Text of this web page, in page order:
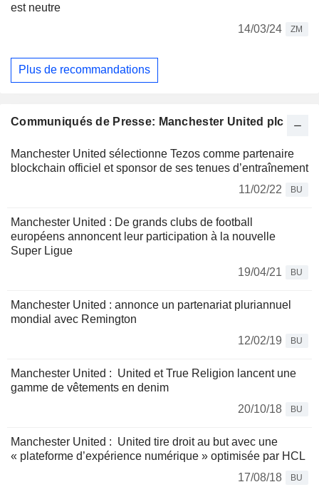
est neutre
14/03/24
ZM
Plus de recommandations
Communiqués de Presse: Manchester United plc
Manchester United sélectionne Tezos comme partenaire
blockchain officiel et sponsor de ses tenues d’entraînement
11/02/22
BU
Manchester United : De grands clubs de football
européens annoncent leur participation à la nouvelle
Super Ligue
19/04/21
BU
Manchester United : annonce un partenariat pluriannuel
mondial avec Remington
12/02/19
BU
Manchester United : United et True Religion lancent une
gamme de vêtements en denim
20/10/18
BU
Manchester United : United tire droit au but avec une
« plateforme d’expérience numérique » optimisée par HCL
17/08/18
BU